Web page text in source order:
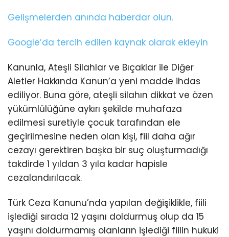
Gelişmelerden anında haberdar olun.
Google’da tercih edilen kaynak olarak ekleyin
Kanunla, Ateşli Silahlar ve Bıçaklar ile Diğer
Aletler Hakkında Kanun’a yeni madde ihdas
ediliyor. Buna göre, ateşli silahın dikkat ve özen
yükümlülüğüne aykırı şekilde muhafaza
edilmesi suretiyle çocuk tarafından ele
geçirilmesine neden olan kişi, fiil daha ağır
cezayı gerektiren başka bir suç oluşturmadığı
takdirde 1 yıldan 3 yıla kadar hapisle
cezalandırılacak.
Türk Ceza Kanunu’nda yapılan değişiklikle, fiili
işlediği sırada 12 yaşını doldurmuş olup da 15
yaşını doldurmamış olanların işlediği fiilin hukuki